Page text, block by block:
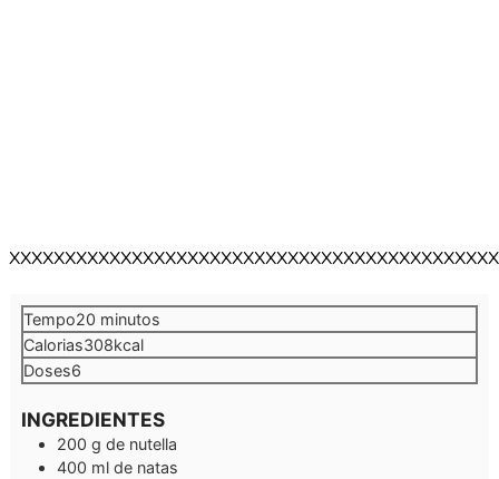
Tempo20 minutos
minutos
Calorias308kcal
Doses6
INGREDIENTES
200 g de nutella
400 ml de natas